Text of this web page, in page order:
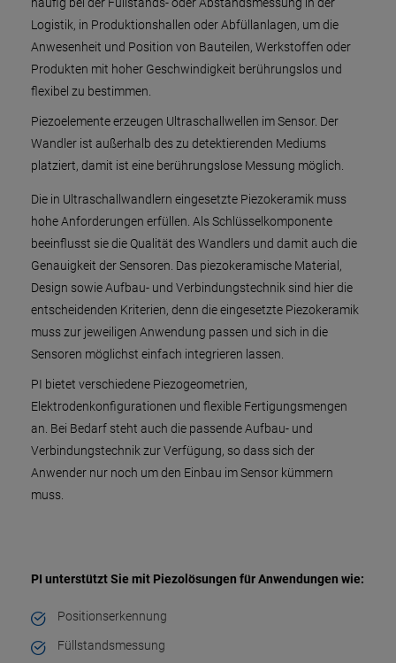
Logistik, in Produktionshallen oder Abfüllanlagen, um die
Anwesenheit und Position von Bauteilen, Werkstoffen oder
Produkten mit hoher Geschwindigkeit berührungslos und
flexibel zu bestimmen.
Piezoelemente erzeugen Ultraschallwellen im Sensor. Der
Wandler ist außerhalb des zu detektierenden Mediums
platziert, damit ist eine berührungslose Messung möglich.
Die in Ultraschallwandlern eingesetzte Piezokeramik muss
hohe Anforderungen erfüllen. Als Schlüsselkomponente
beeinflusst sie die Qualität des Wandlers und damit auch die
Genauigkeit der Sensoren. Das piezokeramische Material,
Design sowie Aufbau- und Verbindungstechnik sind hier die
entscheidenden Kriterien, denn die eingesetzte Piezokeramik
muss zur jeweiligen Anwendung passen und sich in die
Sensoren möglichst einfach integrieren lassen.
PI bietet verschiedene Piezogeometrien,
Elektrodenkonfigurationen und flexible Fertigungsmengen
an. Bei Bedarf steht auch die passende Aufbau- und
Verbindungstechnik zur Verfügung, so dass sich der
Anwender nur noch um den Einbau im Sensor kümmern
muss.
PI unterstützt Sie mit Piezolösungen­­­ für Anwendungen wie:
Positionserkennung
Füllstandsmessung